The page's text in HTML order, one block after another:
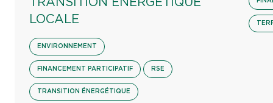
TRANSITION ÉNERGÉTIQUE
LOCALE
ENVIRONNEMENT
FINANCEMENT PARTICIPATIF RSE
TRANSITION ÉNERGÉTIQUE